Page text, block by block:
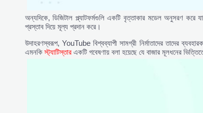
অন্যদিকে, ডিজিটাল প্ল্যাটফর্মগুলি একটি বৃত্তাকার মডেল অনুসরণ করে
প্রস্তাব দিয়ে মূল্য প্রদান করে।
উদাহরণস্বরূপ, YouTube বিশ্বব্যাপী সামগ্রী নির্মাতাদের তাদের
এমনকিস্ট্যাটিস্তারএকটি গবেষণায় বলা হয়েছে যে বাজার মূলধনের